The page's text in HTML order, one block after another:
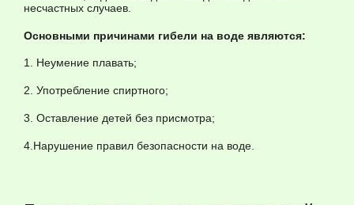
несчастных случаев.
Основными причинами гибели на воде являются:
1. Неумение плавать;
2. Употребление спиртного;
3. Оставление детей без присмотра;
4.Нарушение правил безопасности на воде.